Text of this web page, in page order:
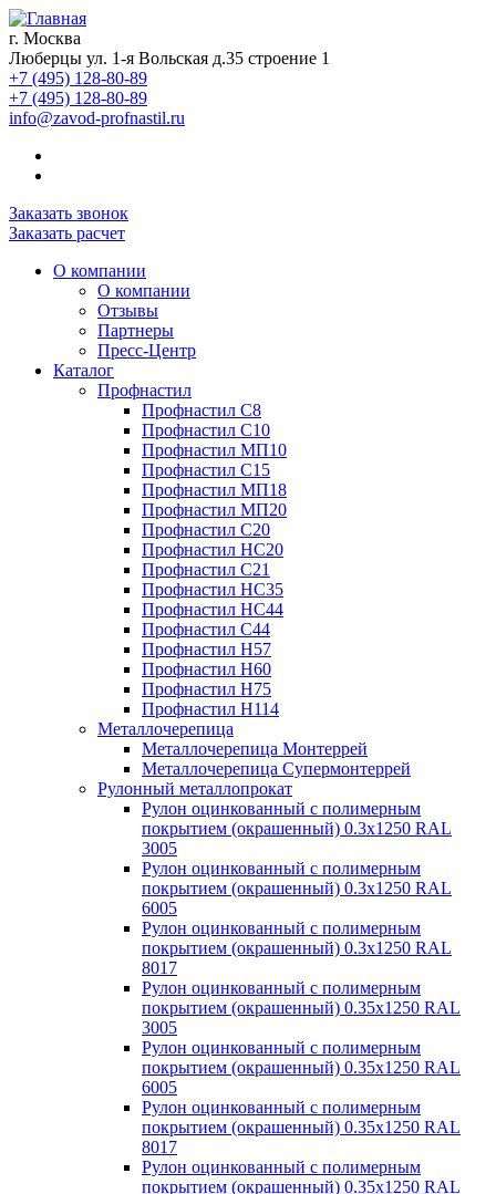
г. Москва
Люберцы ул. 1-я Вольская д.35 строение 1
+7 (495) 128-80-89
+7 (495) 128-80-89
info@zavod-profnastil.ru
Заказать звонок
Заказать расчет
О компании
О компании
Отзывы
Партнеры
Пресс-Центр
Каталог
Профнастил
Профнастил C8
Профнастил С10
Профнастил МП10
Профнастил С15
Профнастил МП18
Профнастил МП20
Профнастил С20
Профнастил НС20
Профнастил С21
Профнастил НС35
Профнастил НС44
Профнастил С44
Профнастил Н57
Профнастил Н60
Профнастил Н75
Профнастил Н114
Металлочерепица
Металлочерепица Монтеррей
Металлочерепица Супермонтеррей
Рулонный металлопрокат
Рулон оцинкованный с полимерным
покрытием (окрашенный) 0.3x1250 RAL
3005
Рулон оцинкованный с полимерным
покрытием (окрашенный) 0.3x1250 RAL
6005
Рулон оцинкованный с полимерным
покрытием (окрашенный) 0.3x1250 RAL
8017
Рулон оцинкованный с полимерным
покрытием (окрашенный) 0.35x1250 RAL
3005
Рулон оцинкованный с полимерным
покрытием (окрашенный) 0.35x1250 RAL
6005
Рулон оцинкованный с полимерным
покрытием (окрашенный) 0.35x1250 RAL
8017
Рулон оцинкованный с полимерным
покрытием (окрашенный) 0.35x1250 RAL